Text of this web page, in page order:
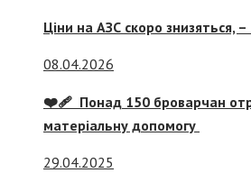
Ціни на АЗС скоро знизяться, –
08.04.2026
❤️‍🩹 Понад 150 броварчан
матеріальну допомогу
29.04.2025